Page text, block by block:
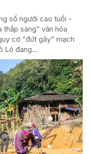
số người cao tuổi -
sáng” văn hóa
cơ “đứt gãy” mạch
Lô đang...